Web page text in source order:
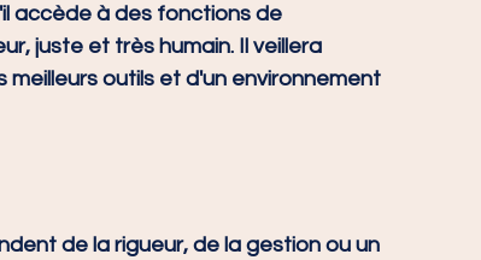
accède à des fonctions de
juste et très humain. Il veillera
outils et d'un environnement
de la rigueur, de la gestion ou un